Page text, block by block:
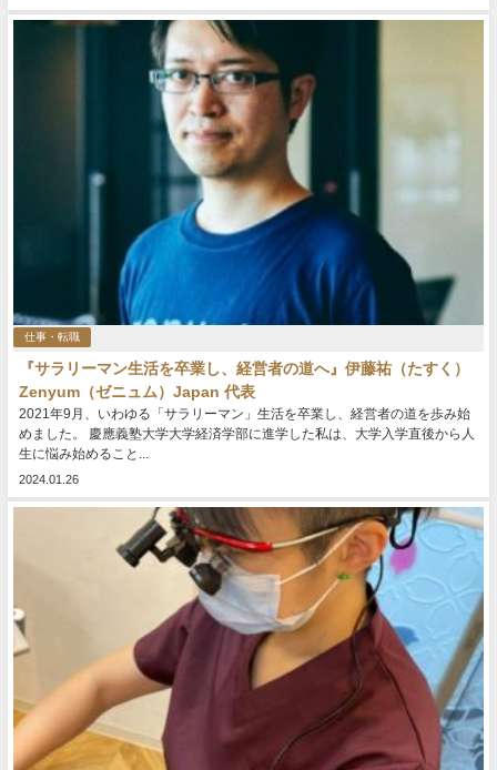
仕事・転職
『サラリーマン生活を卒業し、経営者の道へ』伊藤祐（たすく）
Zenyum（ゼニュム）Japan 代表
2021年9月、いわゆる「サラリーマン」生活を卒業し、経営者の道を歩み始
めました。 慶應義塾大学大学経済学部に進学した私は、大学入学直後から人
生に悩み始めること...
2024.01.26